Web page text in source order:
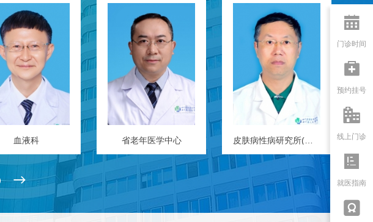
省老年医学中心 麻醉手术中心 神经外科

门诊时间

预约挂号

线上门诊

就医指南
